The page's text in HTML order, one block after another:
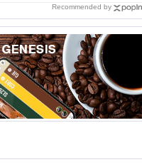
Recommended by